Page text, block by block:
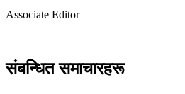
Associate Editor
संबन्धित समाचारहरू